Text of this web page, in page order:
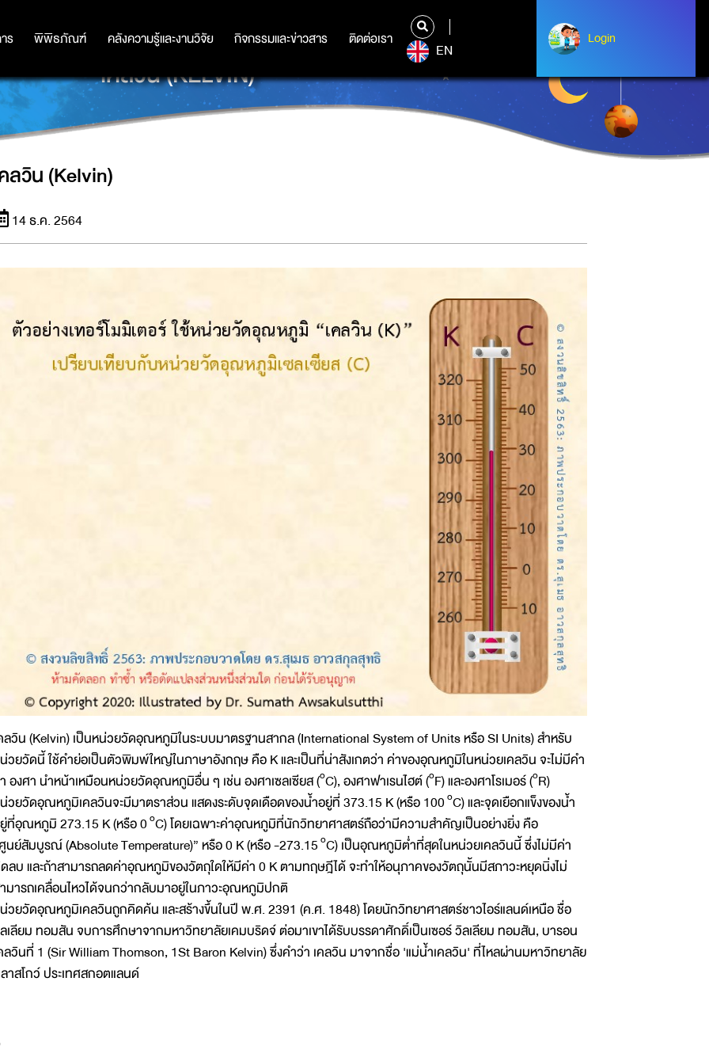
ร พิพิธภัณฑ์ คลังความรู้และงานวิจัย กิจกรรมและข่าวสาร ติดต่อเรา
ร พิพิธภัณฑ์ คลังความรู้และงานวิจัย กิจกรรมและข่าวสาร ติดต่อเรา
EN
Login
Login
เคลวิน (KELVIN)
ลวิน (Kelvin)
14 ธ.ค. 2564
ลวิน (Kelvin) เป็นหน่วยวัดอุณหภูมิในระบบมาตรฐานสากล (International System of Units หรือ SI Units) สำหรับ
วยวัดนี้ ใช้คำย่อเป็นตัวพิมพ์ใหญ่ในภาษาอังกฤษ คือ K และเป็นที่น่าสังเกตว่า ค่าของอุณหภูมิในหน่วยเคลวิน จะไม่มีคำ
องศา นำหน้าเหมือนหน่วยวัดอุณหภูมิอื่น ๆ เช่น องศาเซลเซียส (oC), องศาฟาเรนไฮต์ (oF) และองศาโรเมอร์ (oR)
วยวัดอุณหภูมิเคลวินจะมีมาตราส่วน แสดงระดับจุดเดือดของน้ำอยู่ที่ 373.15 K (หรือ 100oC) และจุดเยือกแข็งของน้ำ
ที่อุณหภูมิ 273.15 K (หรือ 0 oC) โดยเฉพาะค่าอุณหภูมิที่นักวิทยาศาสตร์ถือว่ามีความสำคัญเป็นอย่างยิ่ง คือ
นย์สัมบูรณ์ (Absolute Temperature)” หรือ 0 K (หรือ -273.15 oC) เป็นอุณหภูมิต่ำที่สุดในหน่วยเคลวินนี้ ซึ่งไม่มีค่า
ลบ และถ้าสามารถลดค่าอุณหภูมิของวัตถุใดให้มีค่า 0 K ตามทฤษฎีได้ จะทำให้อนุภาคของวัตถุนั้นมีสภาวะหยุดนิ่งไม่
มารถเคลื่อนไหวได้จนกว่ากลับมาอยู่ในภาวะอุณหภูมิปกติ
วยวัดอุณหภูมิเคลวินถูกคิดค้น และสร้างขึ้นในปี พ.ศ. 2391 (ค.ศ. 1848) โดยนักวิทยาศาสตร์ชาวไอร์แลนด์เหนือ ชื่อ
เลียม ทอมสัน จบการศึกษาจากมหาวิทยาลัยเคมบริดจ์ ต่อมาเขาได้รับบรรดาศักดิ์เป็นเซอร์ วิลเลียม ทอมสัน, บารอน
ลวินที่ 1 (Sir William Thomson, 1St Baron Kelvin) ซึ่งคำว่า เคลวิน มาจากชื่อ 'แม่น้ำเคลวิน' ที่ไหลผ่านมหาวิทยาลัย
าสโกว์ ประเทศสกอตแลนด์